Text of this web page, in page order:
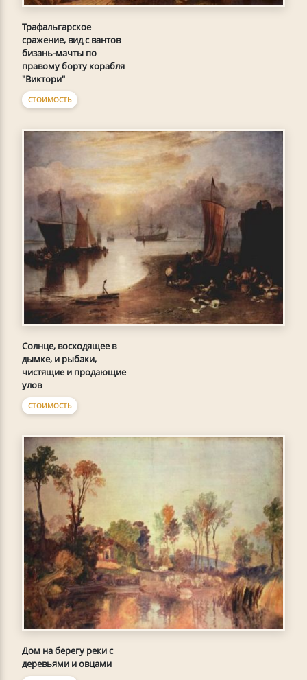
Трафальгарское
сражение, вид с вантов
бизань-мачты по
правому борту корабля
"Виктори"
СТОИМОСТЬ
Солнце, восходящее в
дымке, и рыбаки,
чистящие и продающие
улов
СТОИМОСТЬ
Дом на берегу реки с
деревьями и овцами